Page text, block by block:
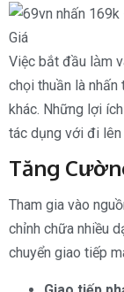
Việc bắt đầu làm
chọi thuần là
khác. Những lợi
tác dụng với đi lên
Tăng
Tham gia vào
chỉnh chữa nhiều
chuyển giao tiếp